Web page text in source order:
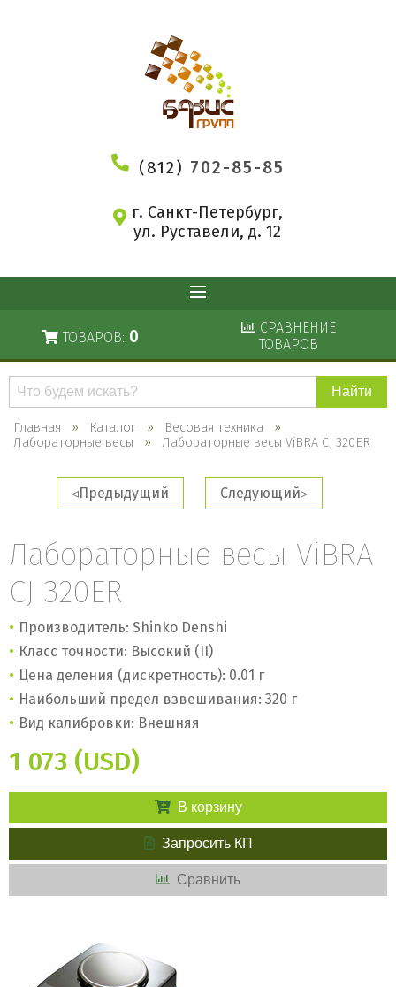
(812) 702-85-85
г. Санкт-Петербург,
ул. Руставели, д. 12
ТОВАРОВ: 0
СРАВНЕНИЕ
ТОВАРОВ
Поиск
каталогу
Главная Каталог
Весовая техника
Лабораторные весы
Лабораторные весы ViBRA CJ 320ER
Предыдущий Следующий
Лабораторные весы ViBRA
CJ 320ER
Производитель: Shinko Denshi
Класс точности: Высокий (II)
Цена деления (дискретность): 0.01 г
Наибольший предел взвешивания: 320 г
Вид калибровки: Внешняя
1 073 (USD)
В корзину
Запросить КП
Сравнить